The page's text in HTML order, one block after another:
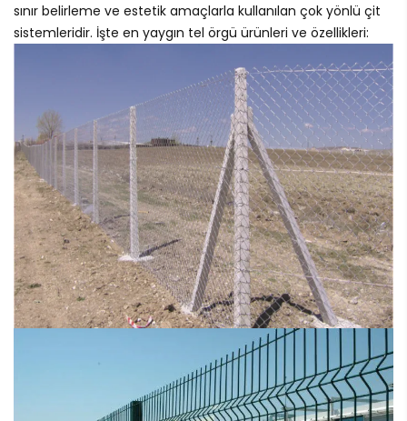
sınır belirleme ve estetik amaçlarla kullanılan çok yönlü çit
sistemleridir. İşte en yaygın tel örgü ürünleri ve özellikleri: